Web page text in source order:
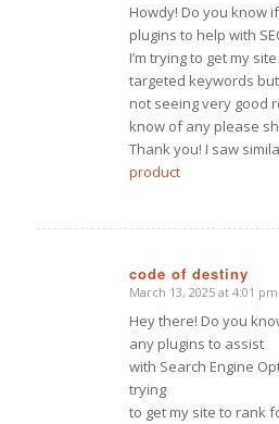
Howdy! Do you know
plugins to help with
I’m trying to get my
targeted keywords but
not seeing very good
know of any please
Thank you! I saw
product
code of destiny
says:
March 13, 2025 at 4:01 pm
Hey there! Do you
any plugins to assist
with Search Engine
trying
to get my site to rank